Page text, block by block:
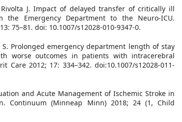
Rivolta J. Impact of delayed transfer of critically ill
the Emergency Department to the Neuro-ICU.
75–81. doi: 10.1007/s12028-010-9347-0.
S. Prolonged emergency department length of stay
worse outcomes in patients with intracerebral
Care 2012; 17: 334–342. doi:10.1007/s12028-011-
and Acute Management of Ischemic Stroke in
Continuum (Minneap Minn) 2018; 24 (1, Child